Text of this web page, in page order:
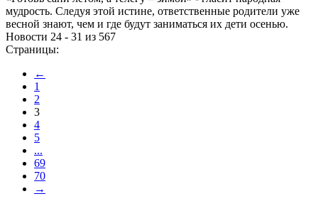
мудрость. Следуя этой истине, ответственные родители уже
весной знают, чем и где будут заниматься их дети осенью.
Новости 24 - 31 из 567
Страницы:
←
1
2
3
4
5
...
69
70
→